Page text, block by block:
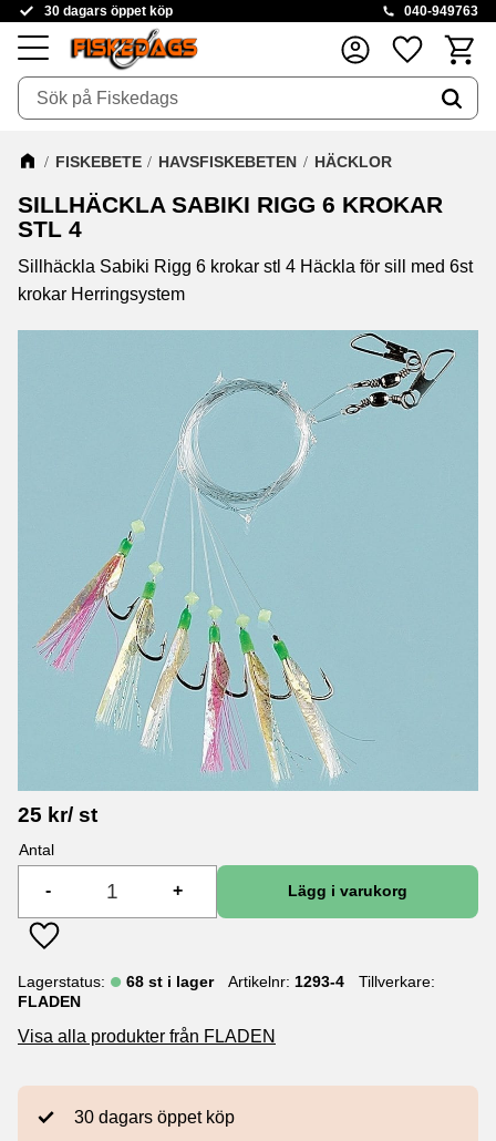
Meny
30 dagars öppet köp 040-949763
Favoriter
FISKEBETE HAVSFISKEBETEN HÄCKLOR
SILLHÄCKLA SABIKI RIGG 6 KROKAR
STL 4
Sillhäckla Sabiki Rigg 6 krokar stl 4 Häckla för sill med 6st
krokar Herringsystem
25 kr/ st
Antal
+
-
Lägg till i favoriter
Lagerstatus 68 st i lager Artikelnr 1293-4
Tillverkare
FLADEN
Visa alla produkter från FLADEN
30 dagars öppet köp